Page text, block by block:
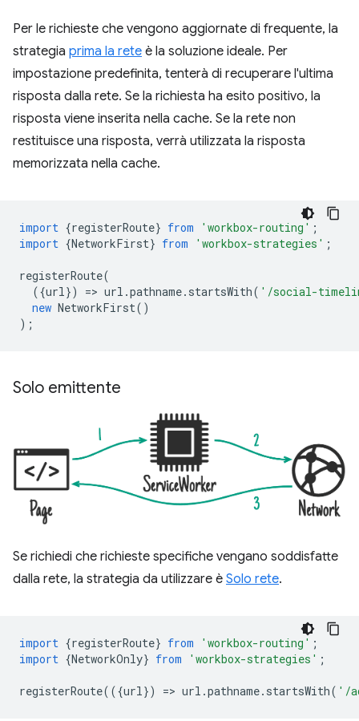
Per le richieste che vengono aggiornate di frequente, la
strategia prima la rete è la soluzione ideale. Per
impostazione predefinita, tenterà di recuperare l'ultima
risposta dalla rete. Se la richiesta ha esito positivo, la
risposta viene inserita nella cache. Se la rete non
restituisce una risposta, verrà utilizzata la risposta
memorizzata nella cache.
import {registerRoute} from 'workbox-routing' ;
import {NetworkFirst} from 'workbox-strategies' ;
registerRoute(
({url}) => url .pathname. startsWith( '/social-
new NetworkFirst()
);
Solo emittente
Se richiedi che richieste specifiche vengano soddisfatte
dalla rete, la strategia da utilizzare è Solo rete.
import {registerRoute} from 'workbox-routing' ;
import {NetworkOnly} from 'workbox-strategies' ;
registerRoute(({url}) => url .pathname. startsWith( '/